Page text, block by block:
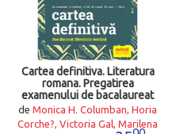
Cartea definitiva. Literatura
romana. Pregatirea
examenului de bacalaureat
de Monica H. Columban, Horia
Corche?, Victoria Gal, Marilena